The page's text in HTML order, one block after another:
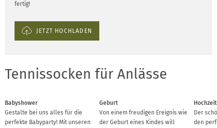
fertig!
JETZT HOCHLADEN
Tennissocken für Anlässe
Babyshower
Gestalte bei uns alles für die
perfekte Babyparty! Mit unseren
Geburt
Von einem freudigen Ereignis wie
der Geburt eines Kindes will
Hochzeit
Der
den